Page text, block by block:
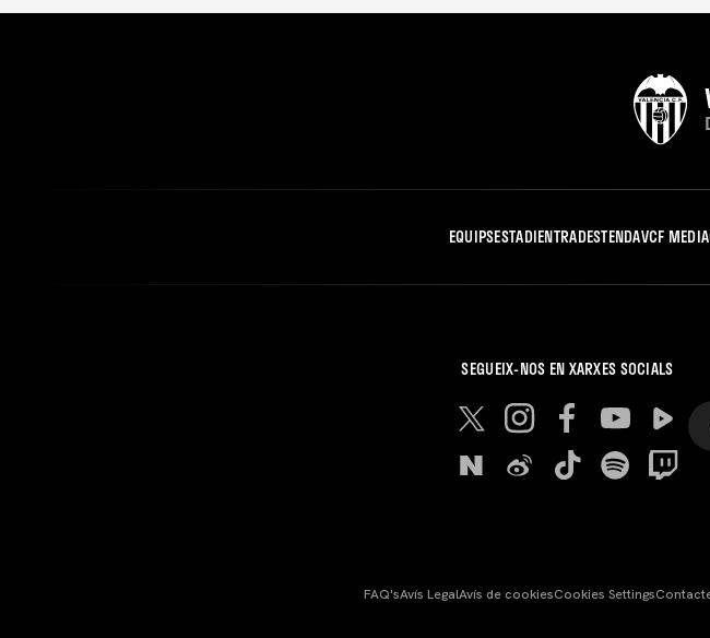
EQUIPSESTADIENTRADESTENDAVCF MEDIA
SEGUEIX-NOS EN XARXES SOCIALS
FAQ'sAvís LegalAvís de cookiesCookies Settings